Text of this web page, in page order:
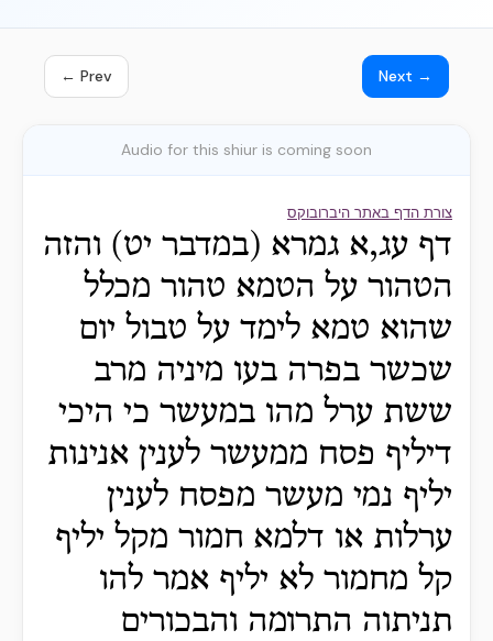
← Prev Next →
Audio for this shiur is coming soon
צורת הדף באתר היברובוקס
דף עג,א גמרא (במדבר יט) והזה
הטהור על הטמא טהור מכלל
שהוא טמא לימד על טבול יום
שכשר בפרה בעו מיניה מרב
ששת ערל מהו במעשר כי היכי
דיליף פסח ממעשר לענין אנינות
יליף נמי מעשר מפסח לענין
ערלות או דלמא חמור מקל יליף
קל מחמור לא יליף אמר להו
תניתוה התרומה והבכורים